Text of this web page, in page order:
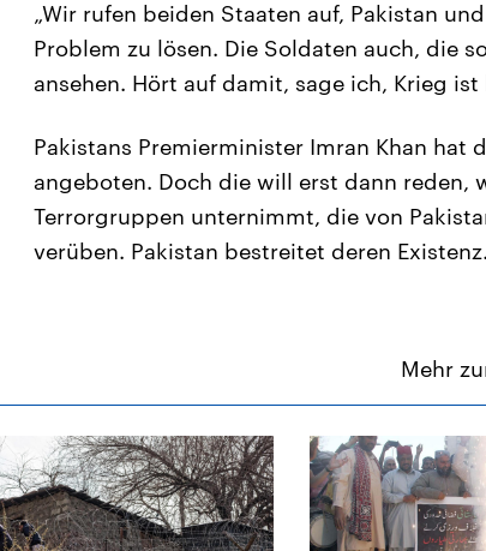
„Wir rufen beiden Staaten auf, Pakistan
Problem zu lösen. Die Soldaten auch, die
ansehen. Hört auf damit, sage ich, Krieg ist
Pakistans Premierminister Imran Khan hat
angeboten. Doch die will erst dann reden,
Terrorgruppen unternimmt, die von
verüben. Pakistan bestreitet deren Existenz.
Mehr